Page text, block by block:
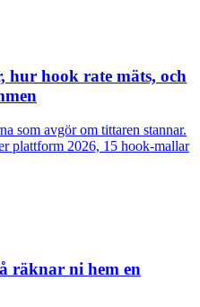
hook rate mäts, och
som avgör om tittaren stannar.
plattform 2026, 15 hook-mallar
räknar ni hem en